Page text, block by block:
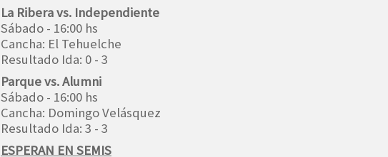
La Ribera vs. Independiente
Sábado - 16:00 hs
Cancha: El Tehuelche
Resultado Ida: 0 - 3
Parque vs. Alumni
Sábado - 16:00 hs
Cancha: Domingo Velásquez
Resultado Ida: 3 - 3
ESPERAN EN SEMIS